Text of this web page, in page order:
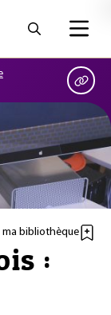
ma bibliothèque
: